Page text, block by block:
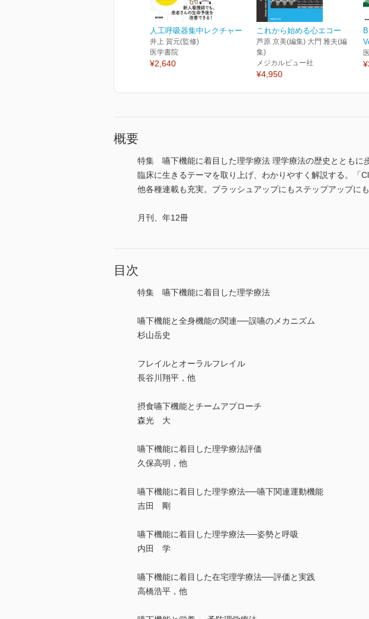
人工呼吸器集中レクチャー
井上 賀元(監修)
医学書院
¥2,640
これから始める心エコー
芦原 京美(編集) 大門 雅夫(編
集)
メジカルビュー社
¥4,950
概要
特集 嚥下機能に着目した理学療法 理学療法の歴史とともに
臨床に生きるテーマを取り上げ、わかりやすく解説する。「
他各種連載も充実。ブラッシュアップにもステップアップに
月刊、年12冊
目次
特集 嚥下機能に着目した理学療法
嚥下機能と全身機能の関連──誤嚥のメカニズム
杉山岳史
フレイルとオーラルフレイル
長谷川翔平，他
摂食嚥下機能とチームアプローチ
森光 大
嚥下機能に着目した理学療法評価
久保高明，他
嚥下機能に着目した理学療法──嚥下関連運動機能
吉田 剛
嚥下機能に着目した理学療法──姿勢と呼吸
内田 学
嚥下機能に着目した在宅理学療法──評価と実践
高橋浩平，他